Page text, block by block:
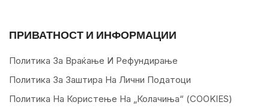
ПРИВАТНОСТ И ИНФОРМАЦИИ
Политика За Враќање И Рефундирање
Политика За Заштира На Лични Податоци
Политика На Користење На „колачиња“ (COOKIES)